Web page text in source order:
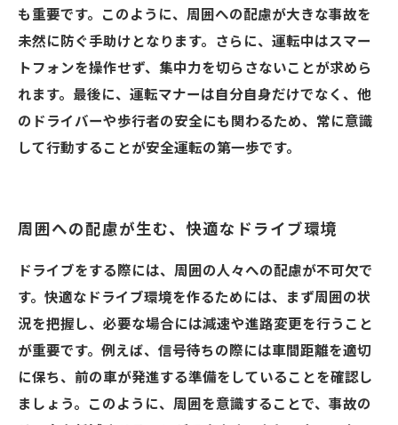
も重要です。このように、周囲への配慮が大きな事故を
未然に防ぐ手助けとなります。さらに、運転中はスマー
トフォンを操作せず、集中力を切らさないことが求めら
れます。最後に、運転マナーは自分自身だけでなく、他
のドライバーや歩行者の安全にも関わるため、常に意識
して行動することが安全運転の第一歩です。
周囲への配慮が生む、快適なドライブ環境
ドライブをする際には、周囲の人々への配慮が不可欠で
す。快適なドライブ環境を作るためには、まず周囲の状
況を把握し、必要な場合には減速や進路変更を行うこと
が重要です。例えば、信号待ちの際には車間距離を適切
に保ち、前の車が発進する準備をしていることを確認し
ましょう。このように、周囲を意識することで、事故の